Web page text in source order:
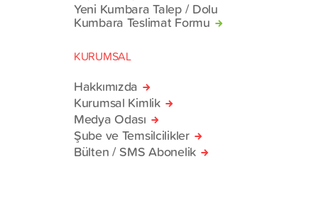
Yeni Kumbara Talep / Dolu
Kumbara Teslimat Formu
KURUMSAL
Hakkımızda
Kurumsal Kimlik
Medya Odası
Şube ve Temsilcilikler
Bülten / SMS Abonelik